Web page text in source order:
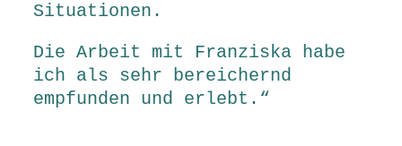
Situationen.
Die Arbeit mit Franziska habe
ich als sehr bereichernd
empfunden und erlebt.“